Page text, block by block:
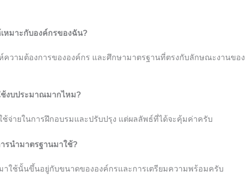
หมาะกับองค์กรของฉัน?
ห์ความต้องการขององค์กร และศึกษามาตรฐานที่ตรงกับลักษณะงานของ
ช้งบประมาณมากไหม?
จ่ายในการฝึกอบรมและปรับปรุง แต่ผลลัพธ์ที่ได้จะคุ้มค่าครับ
รนำมาตรฐานมาใช้?
าใช้นั้นขึ้นอยู่กับขนาดขององค์กรและการเตรียมความพร้อมครับ